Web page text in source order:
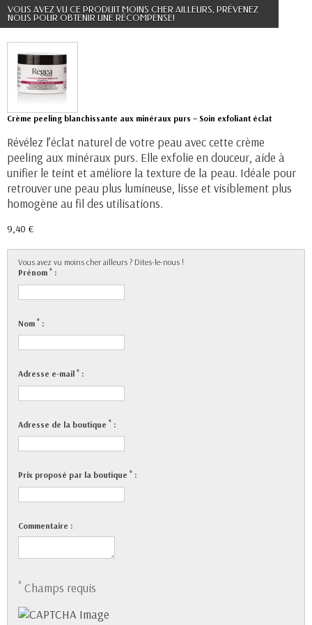
VOUS AVEZ VU CE PRODUIT MOINS CHER AILLEURS, PRÉVENEZ
NOUS POUR OBTENIR UNE RÉCOMPENSE!
Crème peeling blanchissante aux minéraux purs – Soin exfoliant éclat
Révélez l’éclat naturel de votre peau avec cette crème
peeling aux minéraux purs. Elle exfolie en douceur, aide à
unifier le teint et améliore la texture de la peau. Idéale pour
retrouver une peau plus lumineuse, lisse et visiblement plus
homogène au fil des utilisations.
9,40 €
Vous avez vu moins cher ailleurs ? Dites-le-nous !
Prénom * :
Nom * :
Adresse e-mail * :
Adresse de la boutique * :
Prix proposé par la boutique * :
Commentaire :
* Champs requis